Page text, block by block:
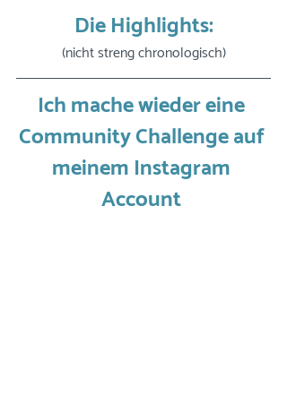
Die Highlights:
(nicht streng chronologisch)
Ich mache wieder eine
Community Challenge auf
meinem Instagram
Account